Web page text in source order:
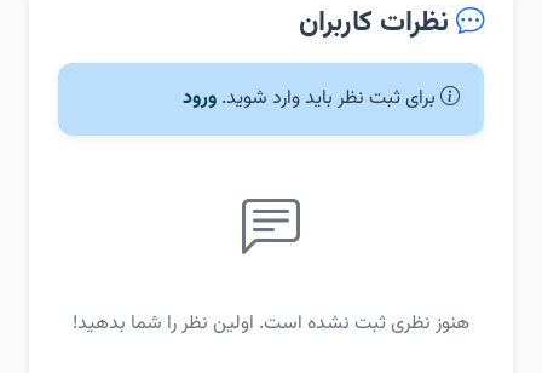
نظرات کاربران
برای ثبت نظر باید وارد شوید. ورود
هنوز نظری ثبت نشده است. اولین نظر را شما بدهید!